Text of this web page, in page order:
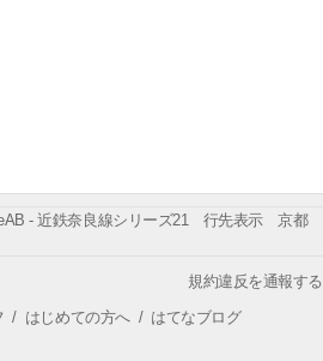
- 近鉄奈良線シリーズ21 行先表示 京都
規約違反を通報する
/ はじめての方へ/ はてなブログ